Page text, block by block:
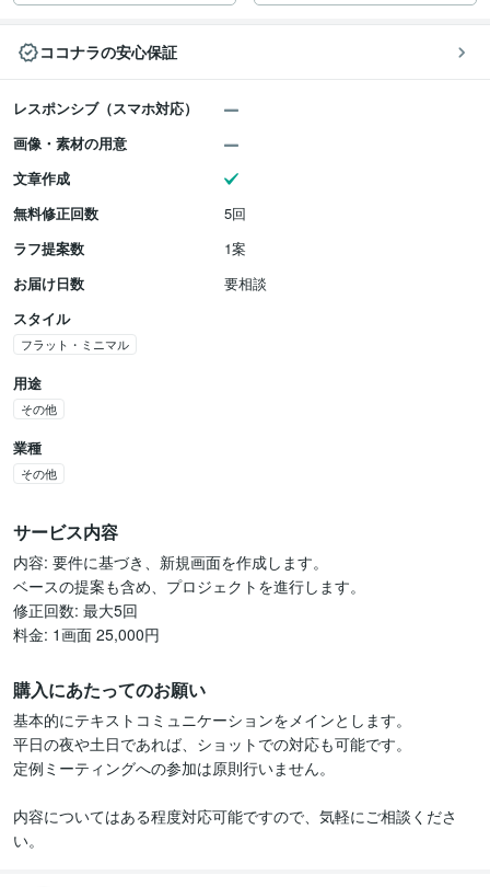
ココナラの安心保証
レスポンシブ（スマホ対応）
画像・素材の用意
文章作成
無料修正回数
5回
ラフ提案数
1案
お届け日数
要相談
スタイル
フラット・ミニマル
用途
その他
業種
その他
サービス内容
内容: 要件に基づき、新規画面を作成します。
ベースの提案も含め、プロジェクトを進行します。
修正回数: 最大5回
料金: 1画面 25,000円
購入にあたってのお願い
基本的にテキストコミュニケーションをメインとします。
平日の夜や土日であれば、ショットでの対応も可能です。
定例ミーティングへの参加は原則行いません。
内容についてはある程度対応可能ですので、気軽にご相談くださ
い。